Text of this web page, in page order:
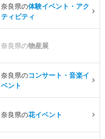
奈良県の体験イベント・アク
ティビティ
奈良県の物産展
奈良県のコンサート・音楽イ
ベント
奈良県の花イベント